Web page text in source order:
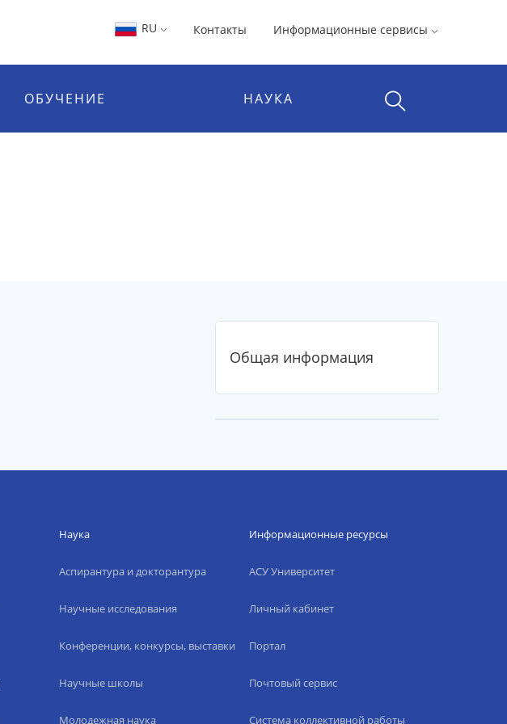
RU Контакты Информационные сервисы
ОБУЧЕНИЕ НАУКА
Общая информация
Наука
Аспирантура и докторантура
Научные исследования
Конференции, конкурсы, выставки
Научные школы
Молодежная наука
Информационные ресурсы
АСУ Университет
Личный кабинет
Портал
Почтовый сервис
Система коллективной работы